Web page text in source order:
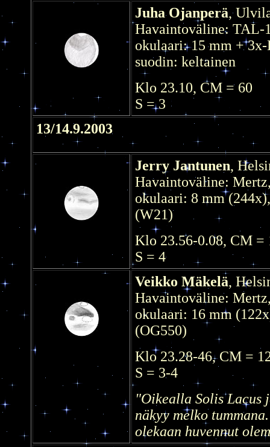
Juha Ojanperä,
Havaintoväline: TAL-
okulaari: 15 mm +
suodin: keltainen
Klo 23.10, CM = 60
S = 3
13/14.9.2003
Jerry Jantunen,
Havaintoväline:
okulaari: 8 mm
(W21)
Klo 23.56-0.08, CM =
S = 4
Veikko Mäkelä,
Havaintoväline:
okulaari: 16 mm
(OG550)
Klo 23.28-46, CM =
S = 3-4
"Oikealla Solis Lacus
näkyy melko
olekaan huvennut